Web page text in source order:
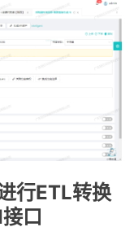
行ETL转换
口